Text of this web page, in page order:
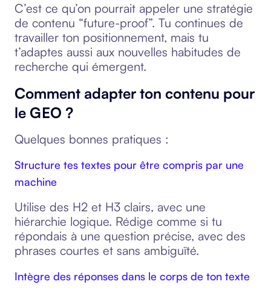
C’est ce qu’on pourrait appeler une stratégie
de contenu “future-proof”. Tu continues de
travailler ton positionnement, mais tu
t’adaptes aussi aux nouvelles habitudes de
recherche qui émergent.
Comment adapter ton contenu pour
le GEO ?
Quelques bonnes pratiques :
Structure tes textes pour être compris par une
machine
Utilise des H2 et H3 clairs, avec une
hiérarchie logique. Rédige comme si tu
répondais à une question précise, avec des
phrases courtes et sans ambiguïté.
Intègre des réponses dans le corps de ton texte